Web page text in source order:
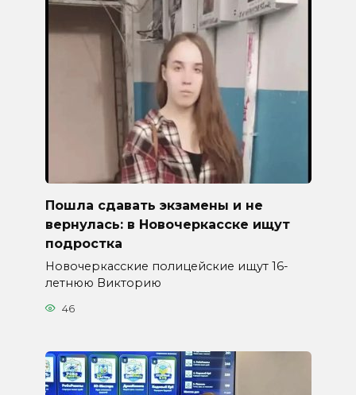
Пошла сдавать экзамены и не
вернулась: в Новочеркасске ищут
подростка
Новочеркасские полицейские ищут 16-
летнюю Викторию
46